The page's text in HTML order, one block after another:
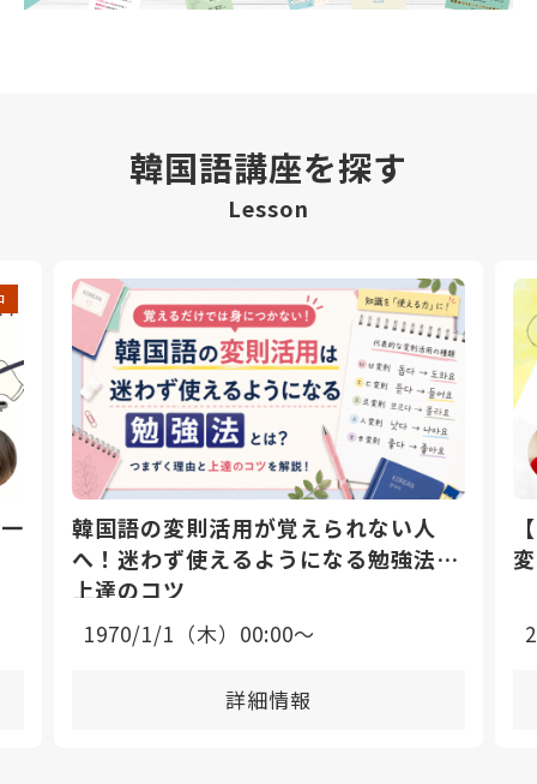
韓国語講座を探す
Lesson
韓国語の変則活用が覚えられない人
へ！迷わず使えるようになる勉強法と
上達のコツ
1970/1/1（木）00:00〜
詳細情報